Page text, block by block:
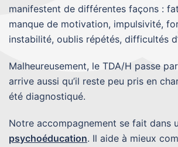
manifestent de différentes façons :
manque de motivation, impulsivité,
instabilité, oublis répétés, difficultés
Malheureusement, le TDA/H passe
arrive aussi qu’il reste peu pris en
été diagnostiqué.
Notre accompagnement se fait dans
psychoéducation. Il aide à mieux